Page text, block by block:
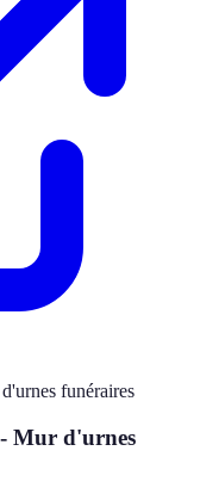
- Mur d'urnes